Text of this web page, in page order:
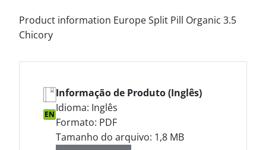
Product information Europe Split Pill Organic 3.5
Chicory
EN
Informação de Produto (Inglês)
Idioma: Inglês
Formato: PDF
Tamanho do arquivo: 1,8 MB